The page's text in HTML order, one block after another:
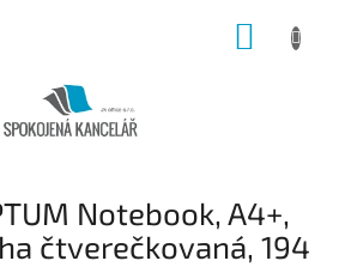
Notebook, A4+,
čtverečkovaná, 194